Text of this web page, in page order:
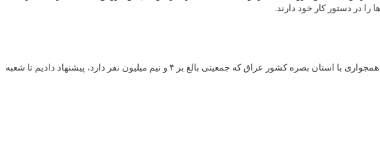
در دستور کار خود دارند.
معاون سرمایه گذاری و توسعه کسب و کارهای سازمان منطقه آزاد اروند افزود: در مذاکره ای که با مدیرعامل فروشگاه های رفاه کشور داشتیم به دلیل همجواری با استان بصره کشور عراق که جمعیتی بالغ بر ۴ و نیم میلیون نفر دارد، پیشنهاد دادیم تا شعبه